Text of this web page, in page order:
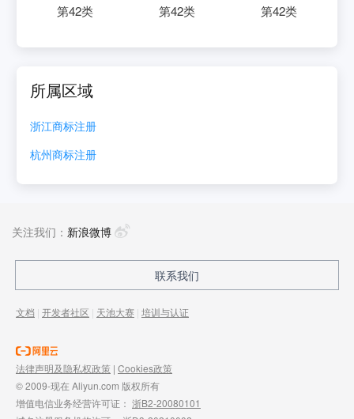
第42类 第42类 第42类
所属区域
浙江商标注册
杭州商标注册